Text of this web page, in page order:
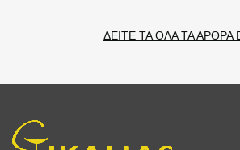
ΔΕΙΤΕ ΤΑ ΟΛΑ ΤΑ ΑΡΘΡΑ